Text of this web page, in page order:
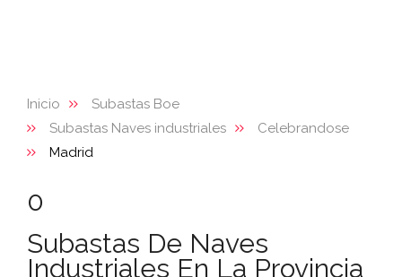
Inicio
Subastas Boe
Subastas Naves industriales
Celebrandose
Madrid
0
Subastas De Naves
Industriales En La Provincia